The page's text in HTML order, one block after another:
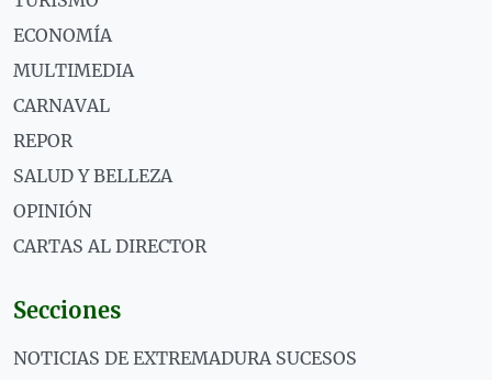
ECONOMÍA
MULTIMEDIA
CARNAVAL
REPOR
SALUD Y BELLEZA
OPINIÓN
CARTAS AL DIRECTOR
Secciones
NOTICIAS DE EXTREMADURA SUCESOS